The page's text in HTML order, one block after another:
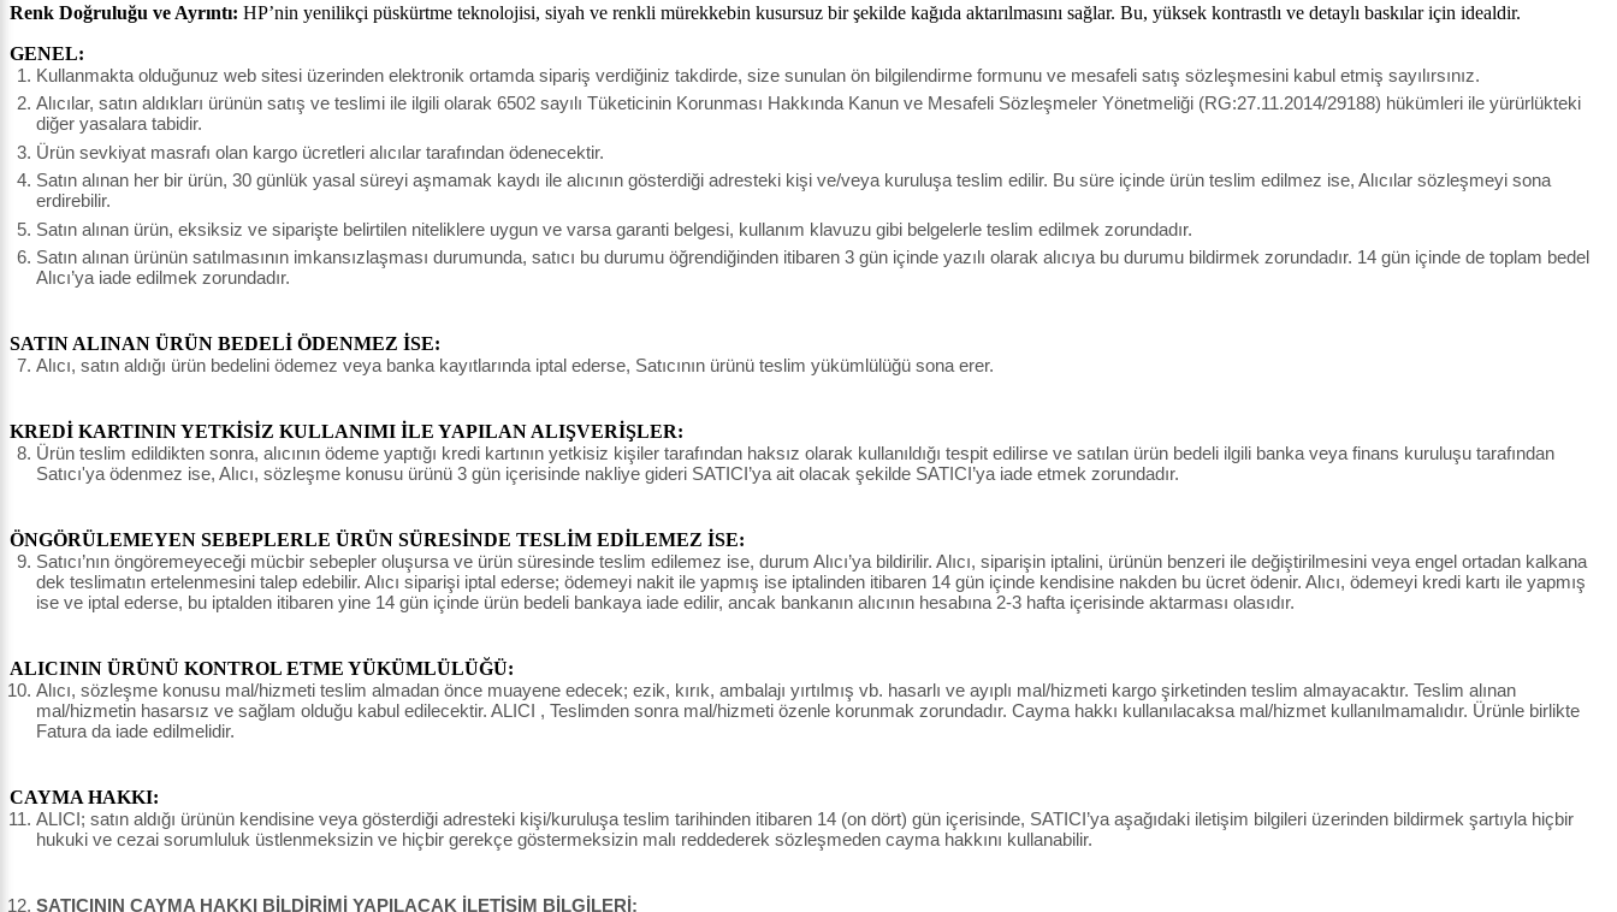
Renk Doğruluğu ve Ayrıntı: HP’nin yenilikçi püskürtme teknolojisi, siyah ve renkli mürekkebin kusursuz bir şekilde kağıda aktarılmasını sağlar. Bu, yüksek kontrastlı ve detaylı baskılar için idealdir.
GENEL:
Kullanmakta olduğunuz web sitesi üzerinden elektronik ortamda sipariş verdiğiniz takdirde, size sunulan ön bilgilendirme formunu ve mesafeli satış sözleşmesini kabul etmiş sayılırsınız.
Alıcılar, satın aldıkları ürünün satış ve teslimi ile ilgili olarak 6502 sayılı Tüketicinin Korunması Hakkında Kanun ve Mesafeli Sözleşmeler Yönetmeliği (RG:27.11.2014/29188) hükümleri ile yürürlükteki
diğer yasalara tabidir.
Ürün sevkiyat masrafı olan kargo ücretleri alıcılar tarafından ödenecektir.
Satın alınan her bir ürün, 30 günlük yasal süreyi aşmamak kaydı ile alıcının gösterdiği adresteki kişi ve/veya kuruluşa teslim edilir. Bu süre içinde ürün teslim edilmez ise, Alıcılar sözleşmeyi sona
erdirebilir.
Satın alınan ürün, eksiksiz ve siparişte belirtilen niteliklere uygun ve varsa garanti belgesi, kullanım klavuzu gibi belgelerle teslim edilmek zorundadır.
Satın alınan ürünün satılmasının imkansızlaşması durumunda, satıcı bu durumu öğrendiğinden itibaren 3 gün içinde yazılı olarak alıcıya bu durumu bildirmek zorundadır. 14 gün içinde de toplam bedel
Alıcı’ya iade edilmek zorundadır.
SATIN ALINAN ÜRÜN BEDELİ ÖDENMEZ İSE:
Alıcı, satın aldığı ürün bedelini ödemez veya banka kayıtlarında iptal ederse, Satıcının ürünü teslim yükümlülüğü sona erer.
KREDİ KARTININ YETKİSİZ KULLANIMI İLE YAPILAN ALIŞVERİŞLER:
Ürün teslim edildikten sonra, alıcının ödeme yaptığı kredi kartının yetkisiz kişiler tarafından haksız olarak kullanıldığı tespit edilirse ve satılan ürün bedeli ilgili banka veya finans kuruluşu tarafından
Satıcı'ya ödenmez ise, Alıcı, sözleşme konusu ürünü 3 gün içerisinde nakliye gideri SATICI’ya ait olacak şekilde SATICI’ya iade etmek zorundadır.
ÖNGÖRÜLEMEYEN SEBEPLERLE ÜRÜN SÜRESİNDE TESLİM EDİLEMEZ İSE:
Satıcı’nın öngöremeyeceği mücbir sebepler oluşursa ve ürün süresinde teslim edilemez ise, durum Alıcı’ya bildirilir. Alıcı, siparişin iptalini, ürünün benzeri ile değiştirilmesini veya engel ortadan kalkana
dek teslimatın ertelenmesini talep edebilir. Alıcı siparişi iptal ederse; ödemeyi nakit ile yapmış ise iptalinden itibaren 14 gün içinde kendisine nakden bu ücret ödenir. Alıcı, ödemeyi kredi kartı ile yapmış
ise ve iptal ederse, bu iptalden itibaren yine 14 gün içinde ürün bedeli bankaya iade edilir, ancak bankanın alıcının hesabına 2-3 hafta içerisinde aktarması olasıdır.
ALICININ ÜRÜNÜ KONTROL ETME YÜKÜMLÜLÜĞÜ:
Alıcı, sözleşme konusu mal/hizmeti teslim almadan önce muayene edecek; ezik, kırık, ambalajı yırtılmış vb. hasarlı ve ayıplı mal/hizmeti kargo şirketinden teslim almayacaktır. Teslim alınan
mal/hizmetin hasarsız ve sağlam olduğu kabul edilecektir. ALICI , Teslimden sonra mal/hizmeti özenle korunmak zorundadır. Cayma hakkı kullanılacaksa mal/hizmet kullanılmamalıdır. Ürünle birlikte
Fatura da iade edilmelidir.
CAYMA HAKKI:
ALICI; satın aldığı ürünün kendisine veya gösterdiği adresteki kişi/kuruluşa teslim tarihinden itibaren 14 (on dört) gün içerisinde, SATICI’ya aşağıdaki iletişim bilgileri üzerinden bildirmek şartıyla hiçbir
hukuki ve cezai sorumluluk üstlenmeksizin ve hiçbir gerekçe göstermeksizin malı reddederek sözleşmeden cayma hakkını kullanabilir.
SATICININ CAYMA HAKKI BİLDİRİMİ YAPILACAK İLETİŞİM BİLGİLERİ: